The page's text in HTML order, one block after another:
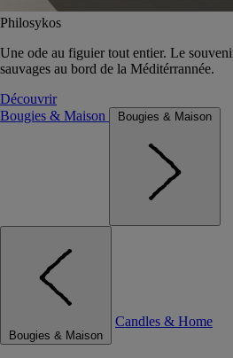
Philosykos
Une ode au figuier tout entier. Le
sauvages au bord de la Méditérrannée.
Découvrir
Bougies & Maison
Bougies & Maison
Bougies & Maison
Candles & Home